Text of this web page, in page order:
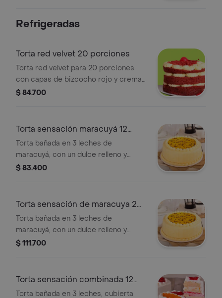
Refrigeradas
Torta red velvet 20 porciones
Torta red velvet para 20 porciones
con capas de bizcocho rojo y crema
de queso, decorada con cerezas.
$ 84.700
Torta sensación maracuyá 12
porc
Torta bañada en 3 leches de
maracuyá, con un dulce relleno y
cubierta de suave crema batida de
$ 83.400
Torta sensación de maracuya 20
porc
Torta bañada en 3 leches de
maracuyá, con un dulce relleno y
cubierta de suave crema batida de
$ 111.700
Torta sensación combinada 12
porc
Torta bañada en 3 leches, cubierta